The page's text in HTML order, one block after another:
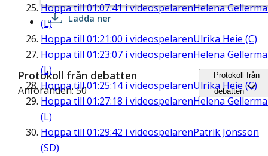
Hoppa till01:07:41i videospelarenHelena
(L)
Hoppa till 01:21:00 i videospelarenUlrika Heie (C)
Hoppa till 01:23:07 i videospelarenHelena
(L)
Hoppa till01:25:14i videospelarenUlrika Heie (C)
Hoppa till 01:27:18 i videospelarenHelena
(L)
Hoppa till 01:29:42 i videospelarenPatrik Jönsson
(SD)
Ladda ner
Protokoll från debatten
Anföranden: 50
Protokoll från
debatten